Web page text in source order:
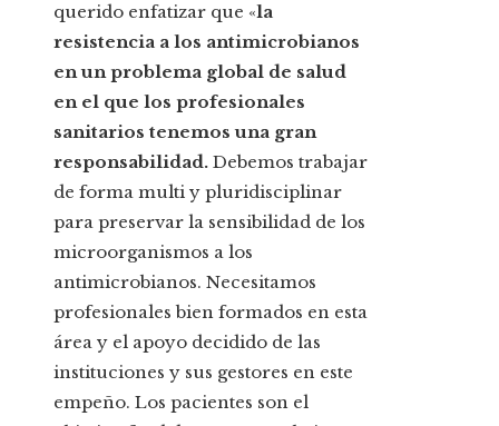
querido enfatizar que «la
resistencia a los antimicrobianos
en un problema global de salud
en el que los profesionales
sanitarios tenemos una gran
responsabilidad. Debemos trabajar
de forma multi y pluridisciplinar
para preservar la sensibilidad de los
microorganismos a los
antimicrobianos. Necesitamos
profesionales bien formados en esta
área y el apoyo decidido de las
instituciones y sus gestores en este
empeño. Los pacientes son el